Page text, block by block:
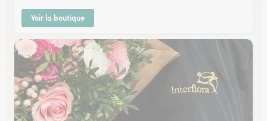
Voir la boutique